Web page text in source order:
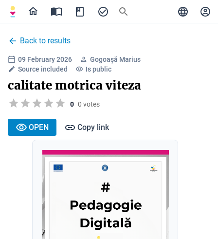
Back to results
09 February 2026
Gogoașă Marius
Source included
Is public
calitate motrica viteza
0 0 votes
OPEN Copy link